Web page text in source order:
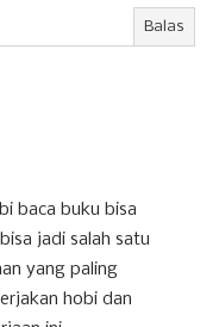
Balas
baca buku bisa
jadi salah satu
yang paling
hobi dan